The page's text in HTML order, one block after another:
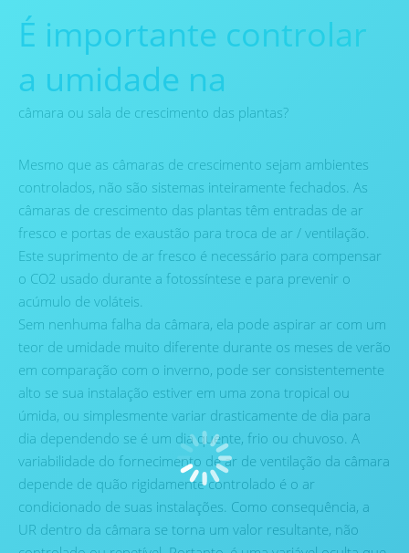
É importante controlar
a umidade na
câmara ou sala de crescimento das plantas?
Mesmo que as câmaras de crescimento sejam ambientes
controlados, não são sistemas inteiramente fechados. As
câmaras de crescimento das plantas têm entradas de ar
fresco e portas de exaustão para troca de ar / ventilação.
Este suprimento de ar fresco é necessário para compensar
o CO2 usado durante a fotossíntese e para prevenir o
acúmulo de voláteis.
Sem nenhuma falha da câmara, ela pode aspirar ar com um
teor de umidade muito diferente durante os meses de verão
em comparação com o inverno, pode ser consistentemente
alto se sua instalação estiver em uma zona tropical ou
úmida, ou simplesmente variar drasticamente de dia para
dia dependendo se é um dia quente, frio ou chuvoso. A
variabilidade do fornecimento de ar de ventilação da câmara
depende de quão rigidamente controlado é o ar
condicionado de suas instalações. Como consequência, a
UR dentro da câmara se torna um valor resultante, não